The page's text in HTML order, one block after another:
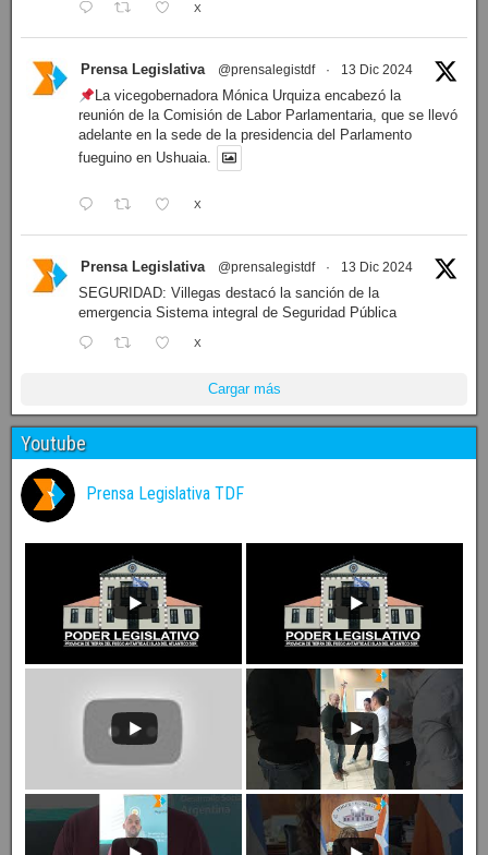
X
Prensa Legislativa @prensalegistdf · 13 Dic 2024
La vicegobernadora Mónica Urquiza encabezó la
reunión de la Comisión de Labor Parlamentaria, que se llevó
adelante en la sede de la presidencia del Parlamento
fueguino en Ushuaia.
X
Prensa Legislativa @prensalegistdf · 13 Dic 2024
SEGURIDAD: Villegas destacó la sanción de la
emergencia Sistema integral de Seguridad Pública
X
Cargar más
Youtube
Prensa Legislativa TDF